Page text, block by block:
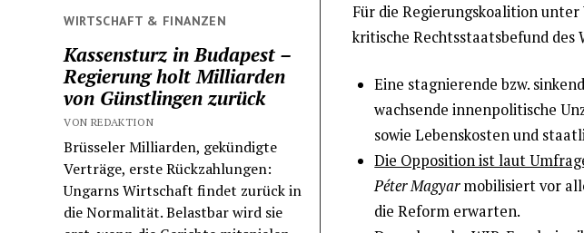
WIRTSCHAFT & FINANZEN
Kassensturz in Budapest –
Regierung holt Milliarden
von Günstlingen zurück
VON REDAKTION
Brüsseler Milliarden, gekündigte
Verträge, erste Rückzahlungen:
Ungarns Wirtschaft findet zurück in
die Normalität. Belastbar wird sie
Für die Regierungskoalition
kritische Rechtsstaatsbefund des
Eine stagnierende bzw.
wachsende innenpolitische
sowie Lebenskosten und
Die Opposition ist laut
Péter Magyarmobilisiert vor
die Reform erwarten.